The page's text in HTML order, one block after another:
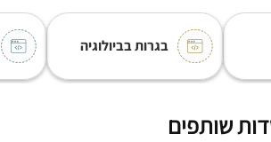
בגרות בביולוגיה
שותפים